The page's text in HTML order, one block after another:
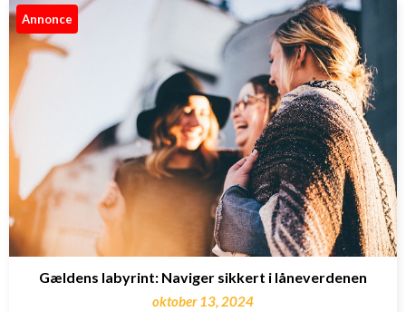
Annonce
Gældens labyrint: Naviger sikkert i låneverdenen
oktober 13, 2024